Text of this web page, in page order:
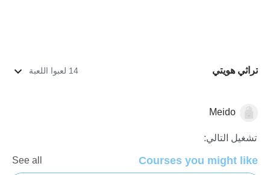
تراثي هويتي 14 لعبوا اللعبة
الأشكال والألوان
Meido
تشغيل التالي:
Courses you might like
See all